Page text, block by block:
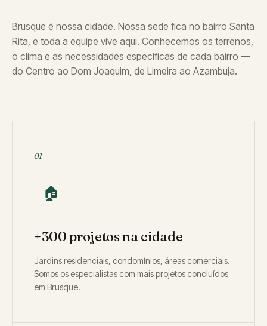
Brusque é nossa cidade. Nossa sede fica no bairro Santa
Rita, e toda a equipe vive aqui. Conhecemos os terrenos,
o clima e as necessidades específicas de cada bairro —
do Centro ao Dom Joaquim, de Limeira ao Azambuja.
01
🏠
+300 projetos na cidade
Jardins residenciais, condomínios, áreas comerciais.
Somos os especialistas com mais projetos concluídos
em Brusque.